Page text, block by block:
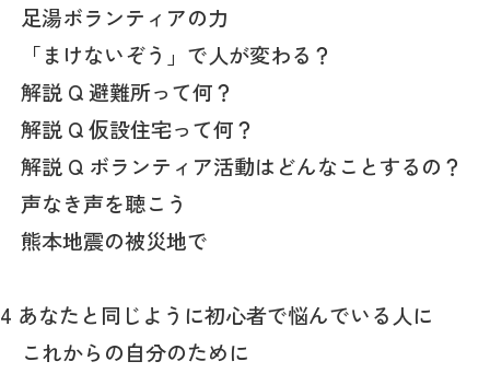
足湯ボランティアの力
「まけないぞう」で人が変わる？
解説 Q 避難所って何？
解説 Q 仮設住宅って何？
解説 Q ボランティア活動はどんなことするの？
声なき声を聴こう
熊本地震の被災地で
4 あなたと同じように初心者で悩んでいる人に
これからの自分のために